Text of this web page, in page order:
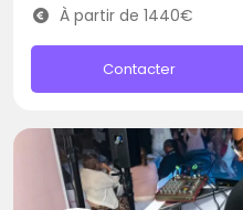
À partir de 1440€
Contacter